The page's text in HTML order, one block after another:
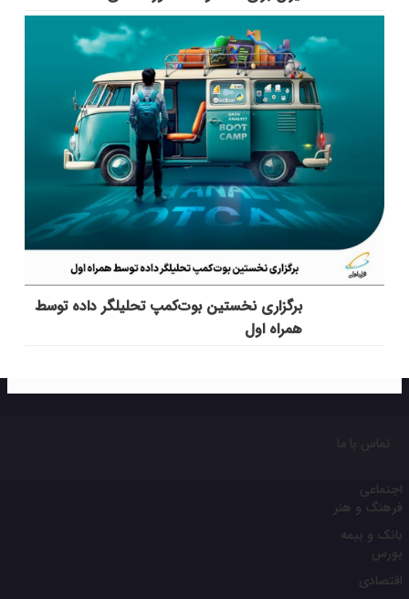
برگزاری نخستین بوت‌کمپ تحلیلگر داده توسط
همراه اول
تماس با ما
اجتماعی
فرهنگ و هنر
بانک و بیمه
بورس
اقتصادی